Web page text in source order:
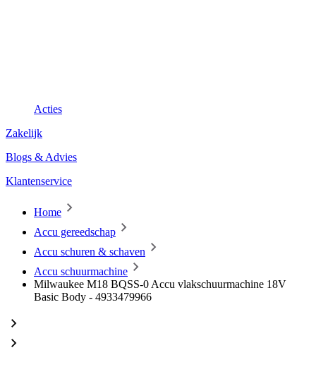
Acties
Zakelijk
Blogs & Advies
Klantenservice
Home
Accu gereedschap
Accu schuren & schaven
Accu schuurmachine
Milwaukee M18 BQSS-0 Accu vlakschuurmachine 18V
Basic Body - 4933479966